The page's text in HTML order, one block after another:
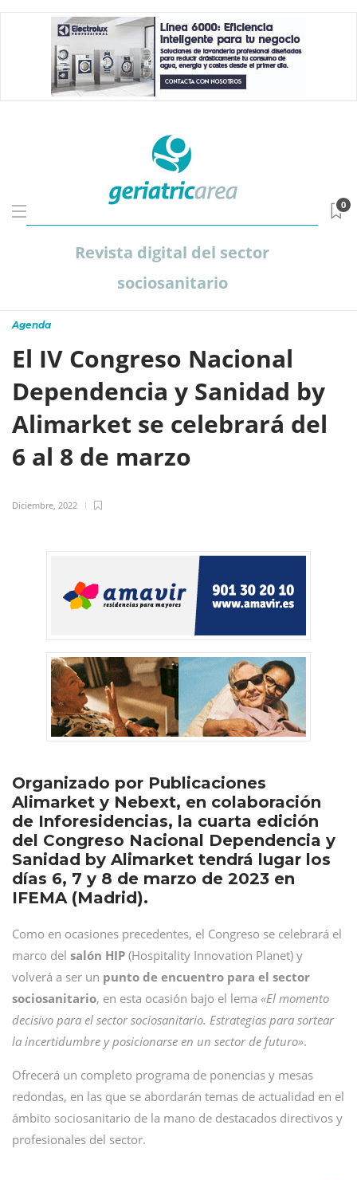
Revista digital del sector
sociosanitario
0
Agenda
El IV Congreso Nacional
Dependencia y Sanidad by
Alimarket se celebrará del
6 al 8 de marzo
Diciembre, 2022
Organizado por Publicaciones
Alimarket y Nebext, en colaboración
de Inforesidencias, la cuarta edición
del Congreso Nacional Dependencia y
Sanidad by Alimarket tendrá lugar los
días 6, 7 y 8 de marzo de 2023 en
IFEMA (Madrid).
Como en ocasiones precedentes, el Congreso se celebrará el
marco del salón HIP (Hospitality Innovation Planet) y
volverá a ser un punto de encuentro para el sector
sociosanitario, en esta ocasión bajo el lema «El momento
decisivo para el sector sociosanitario. Estrategias para sortear
la incertidumbre y posicionarse en un sector de futuro».
Ofrecerá un completo programa de ponencias y mesas
redondas, en las que se abordarán temas de actualidad en el
ámbito sociosanitario de la mano de destacados directivos y
profesionales del sector.